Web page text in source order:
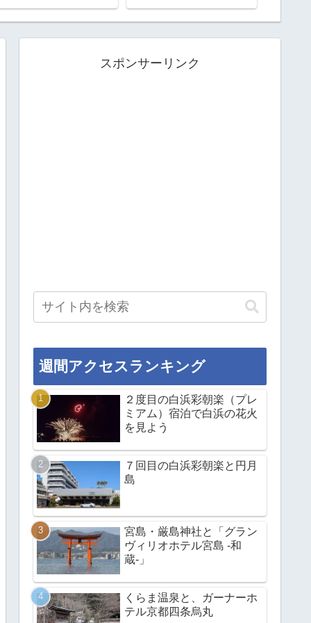
参り
スポンサーリンク
週間アクセスランキング
２度目の白浜彩朝楽（プレ
ミアム）宿泊で白浜の花火
を見よう
７回目の白浜彩朝楽と円月
島
宮島・厳島神社と「グラン
ヴィリオホテル宮島 -和
蔵-」
くらま温泉と、ガーナーホ
テル京都四条烏丸